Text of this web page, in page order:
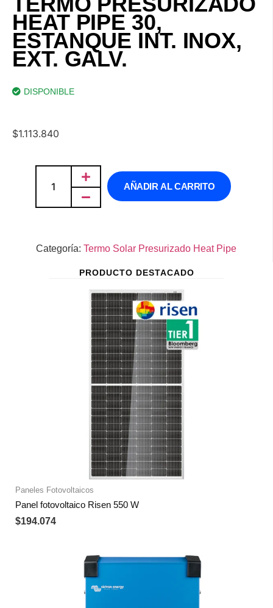
HEAT PIPE 30,
ESTANQUE INT. INOX,
EXT. GALV.
DISPONIBLE
$1.113.840
AÑADIR AL CARRITO
Categoría: Termo Solar Presurizado Heat Pipe
PRODUCTO DESTACADO
Paneles Fotovoltaicos
Panel fotovoltaico Risen 550 W
$194.074